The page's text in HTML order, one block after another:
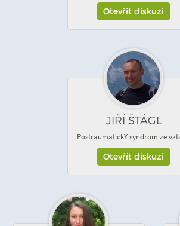
Otevřít diskuzi
JIŘÍ ŠTÁGL
PostraumatickY syndrom ze
Otevřít diskuzi